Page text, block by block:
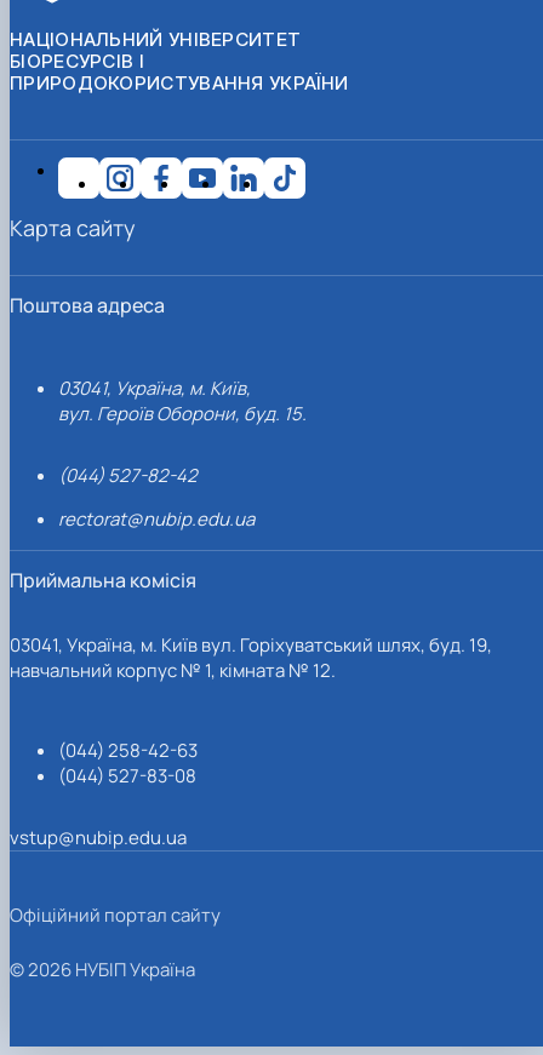
НАЦІОНАЛЬНИЙ УНІВЕРСИТЕТ
БІОРЕСУРСІВ І
ПРИРОДОКОРИСТУВАННЯ УКРАЇНИ
Поштова адреса
03041, Україна, м. Київ,
вул. Героїв Оборони, буд. 15.
(044) 527-82-42
rectorat@nubip.edu.ua
Приймальна комісія
03041, Україна, м. Київ вул. Горіхуватський шлях, буд. 19,
навчальний корпус № 1, кімната № 12.
(044) 258-42-63
(044) 527-83-08
vstup@nubip.edu.ua
Карта сайту
Офіційний портал сайту
© 2026 НУБІП Україна